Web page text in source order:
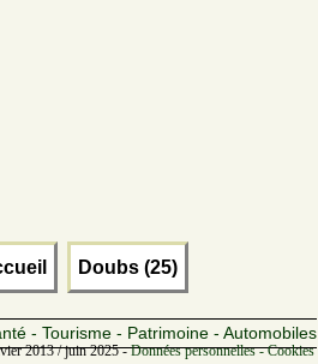
Doubs (25)
- Tourisme - Patrimoine - Automobiles
2013 / juin 2025 -Données personnelles -